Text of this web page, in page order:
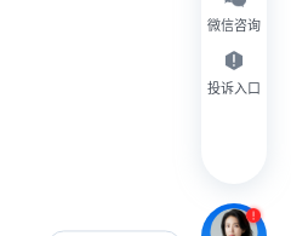
微信咨询
投诉入口